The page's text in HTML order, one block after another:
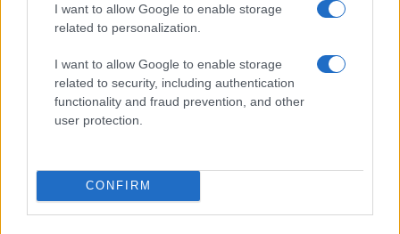
I want to allow Google to enable storage
related to personalization.
I want to allow Google to enable storage
related to security, including authentication
functionality and fraud prevention, and other
user protection.
CONFIRM